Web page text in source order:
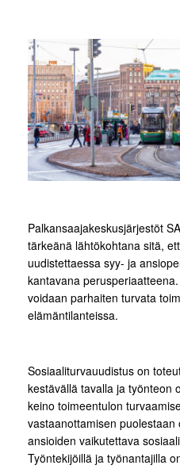
Palkansaajakeskusjärjestöt
tärkeänä lähtökohtana sitä,
uudistettaessa syy- ja
kantavana
voidaan parhaiten turvata
elämäntilanteissa.
Sosiaaliturvauudistus on
kestävällä tavalla ja työnteon
keino toimeentulon
vastaanottamisen
ansioiden vaikutettava
Työntekijöillä ja työnantajilla